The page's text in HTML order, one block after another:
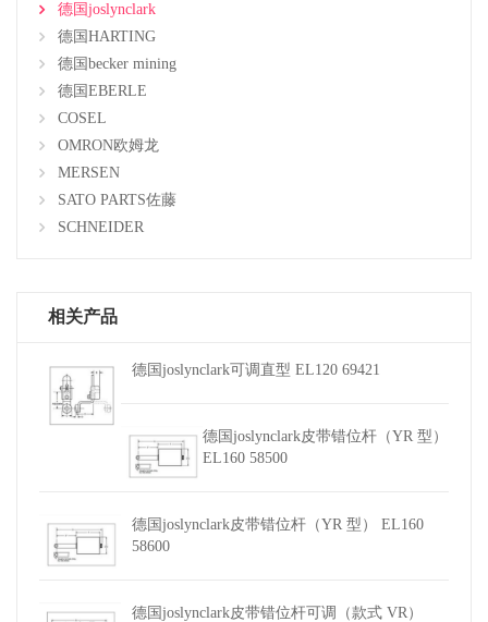
德国joslynclark
德国HARTING
德国becker mining
德国EBERLE
COSEL
OMRON欧姆龙
MERSEN
SATO PARTS佐藤
SCHNEIDER
相关产品
德国joslynclark可调直型 EL120 69421
德国joslynclark皮带错位杆（YR 型）
EL160 58500
德国joslynclark皮带错位杆（YR 型） EL160
58600
德国joslynclark皮带错位杆可调（款式 VR）